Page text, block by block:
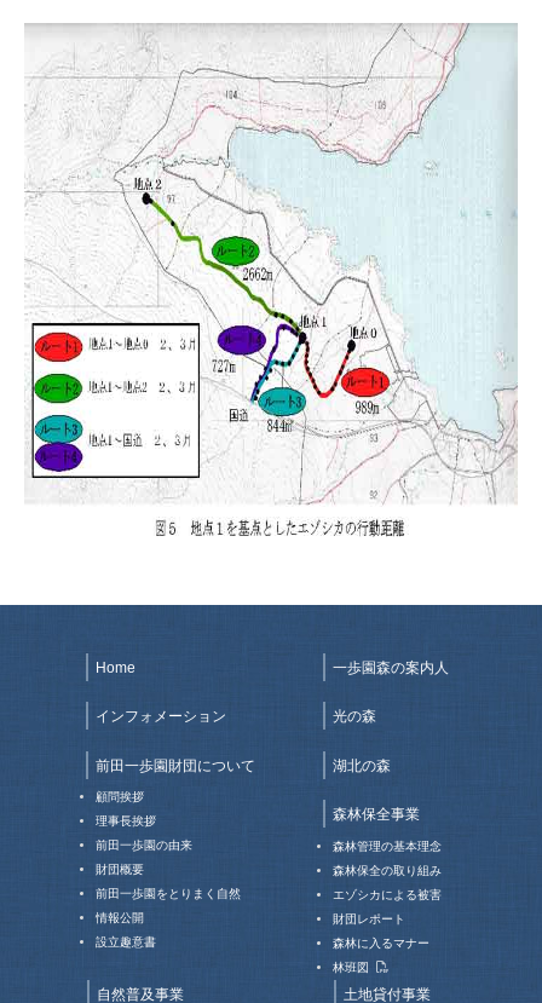
Home
インフォメーション
前田一歩園財団について
顧問挨拶
理事長挨拶
前田一歩園の由来
財団概要
前田一歩園をとりまく自然
情報公開
設立趣意書
一歩園森の案内人
光の森
湖北の森
森林保全事業
森林管理の基本理念
森林保全の取り組み
エゾシカによる被害
財団レポート
森林に入るマナー
林班図
自然普及事業 土地貸付事業